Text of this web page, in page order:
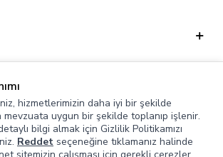
hizmetlerimizin daha iyi bir şekilde
mevzuata uygun bir şekilde toplanıp işlenir.
bilgi almak için Gizlilik Politikamızı
Reddet seçeneğine tıklamanız halinde